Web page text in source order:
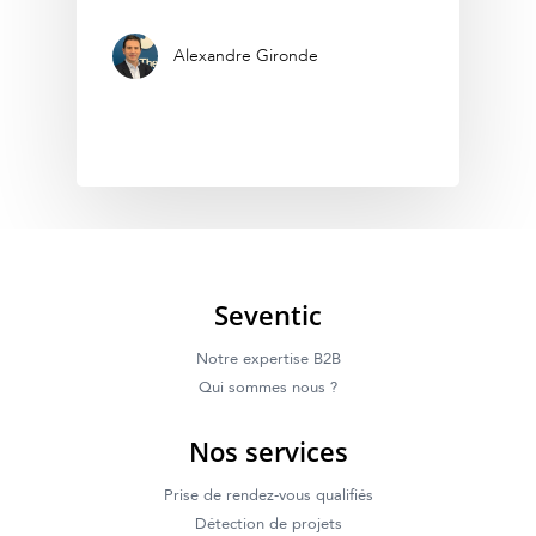
Alexandre Gironde
Seventic
Notre expertise B2B
Qui sommes nous ?
Nos services
Prise de rendez-vous qualifiés
Détection de projets